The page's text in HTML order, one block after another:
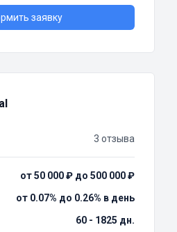
заявку
3 отзыва
от 50 000 ₽ до 500 000 ₽
от 0.07% до 0.26% в день
60 - 1825 дн.